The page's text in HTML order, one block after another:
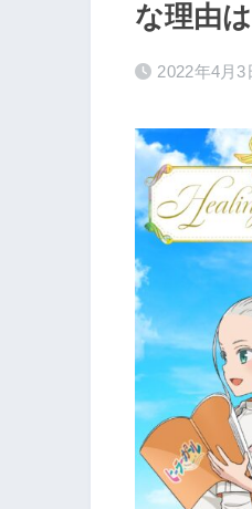
な理由
2022年4月3